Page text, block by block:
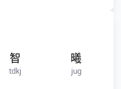
智
tdkj
曦
jug